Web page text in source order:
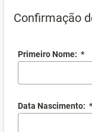
Confirmação
Primeiro Nome: *
Data Nascimento: *